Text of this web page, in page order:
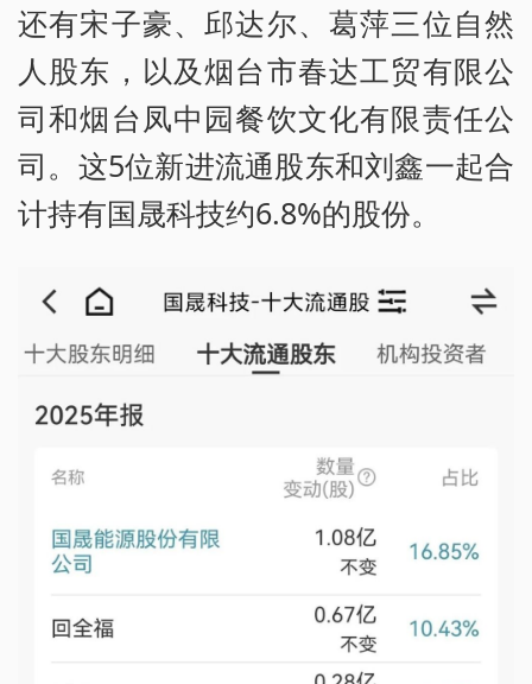
还有宋子豪、邱达尔、葛萍三位自然
人股东，以及烟台市春达工贸有限公
司和烟台凤中园餐饮文化有限责任公
司。这5位新进流通股东和刘鑫一起合
计持有国晟科技约6.8%的股份。